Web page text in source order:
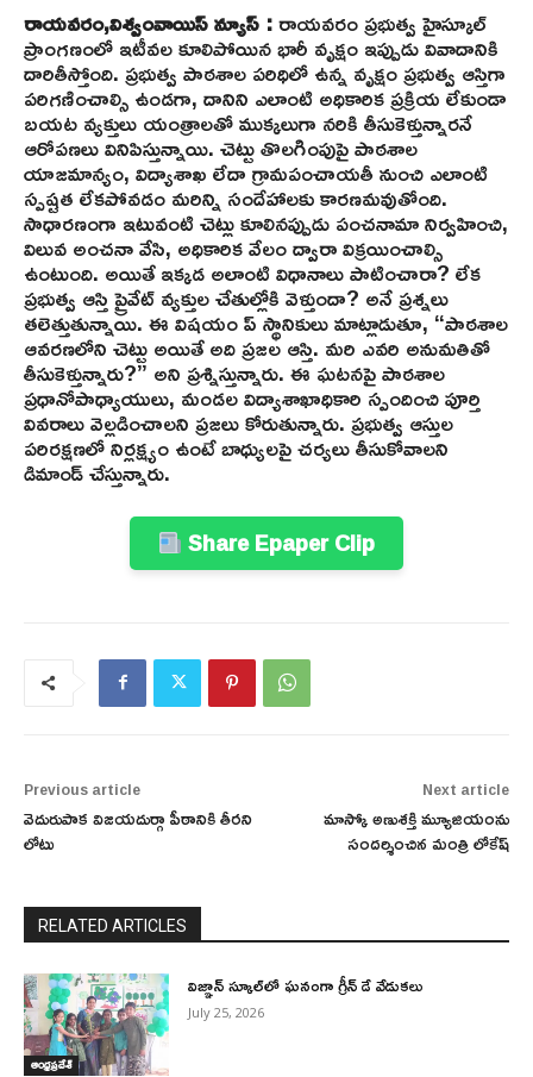
రాయవరం,విశ్వంవాయిస్ న్యూస్ :రాయవరం ప్రభుత్వ హైస్కూల్
ప్రాంగణంలో ఇటీవల కూలిపోయిన భారీ వృక్షం ఇప్పుడు వివాదానికి
దారితీస్తోంది. ప్రభుత్వ పాఠశాల పరిధిలో ఉన్న వృక్షం ప్రభుత్వ ఆస్తిగా
పరిగణించాల్సి ఉండగా, దానిని ఎలాంటి అధికారిక ప్రక్రియ లేకుండా
బయట వ్యక్తులు యంత్రాలతో ముక్కలుగా నరికి తీసుకెళ్తున్నారనే
ఆరోపణలు వినిపిస్తున్నాయి. చెట్టు తొలగింపుపై పాఠశాల
యాజమాన్యం, విద్యాశాఖ లేదా గ్రామపంచాయతీ నుంచి ఎలాంటి
స్పష్టత లేకపోవడం మరిన్ని సందేహాలకు కారణమవుతోంది.
సాధారణంగా ఇటువంటి చెట్లు కూలినప్పుడు పంచనామా నిర్వహించి,
విలువ అంచనా వేసి, అధికారిక వేలం ద్వారా విక్రయించాల్సి
ఉంటుంది. అయితే ఇక్కడ అలాంటి విధానాలు పాటించారా? లేక
ప్రభుత్వ ఆస్తి ప్రైవేట్ వ్యక్తుల చేతుల్లోకి వెళ్తుందా? అనే ప్రశ్నలు
తలెత్తుతున్నాయి. ఈ విషయం ప్ స్థానికులు మాట్లాడుతూ, “పాఠశాల
ఆవరణలోని చెట్టు అయితే అది ప్రజల ఆస్తి. మరి ఎవరి అనుమతితో
తీసుకెళ్తున్నారు?” అని ప్రశ్నిస్తున్నారు. ఈ ఘటనపై పాఠశాల
ప్రధానోపాధ్యాయులు, మండల విద్యాశాఖాధికారి స్పందించి పూర్తి
వివరాలు వెల్లడించాలని ప్రజలు కోరుతున్నారు. ప్రభుత్వ ఆస్తుల
పరిరక్షణలో నిర్లక్ష్యం ఉంటే బాధ్యులపై చర్యలు తీసుకోవాలని
డిమాండ్ చేస్తున్నారు.
Share Epaper Clip
Previous article
వెదురుపాక విజయదుర్గా పీఠానికి తీరని
లోటు
Next article
మాస్కో అణుశక్తి మ్యూజియంను
సందర్శించిన మంత్రి లోకేష్
RELATED ARTICLES
ఆంధ్రప్రదేశ్
విజ్ఞాన్ స్కూల్‌లో ఘనంగా గ్రీన్ డే వేడుకలు
July 25, 2026